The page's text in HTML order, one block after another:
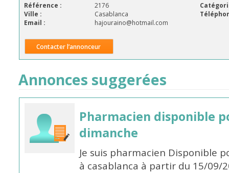
Référence : 2176
Ville :
Casablanca
Email :
hajouraino@hotmail.com
Contacter l’annonceur
Annonces suggerées
Pharmacien disponible
dimanche
Je suis pharmacien Disponible
à casablanca à partir du 15/09/